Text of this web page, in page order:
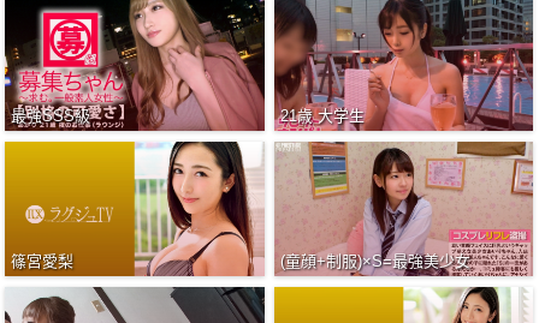
最強SSS級 21歳 大学生
篠宮愛梨 (童顔+制服)×S=最強美少女